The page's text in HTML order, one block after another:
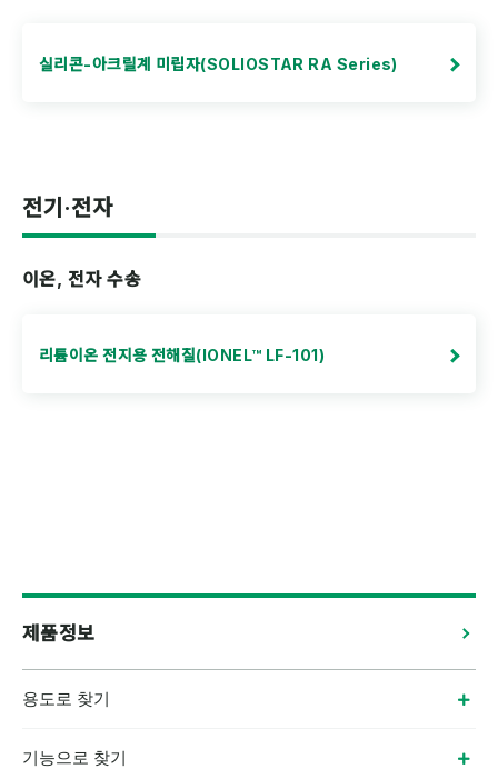
실리콘-아크릴계 미립자(SOLIOSTAR RA Series)
전기·전자
이온, 전자 수송
리튬이온 전지용 전해질(IONEL™ LF-101)
제품정보
용도로 찾기
기능으로 찾기